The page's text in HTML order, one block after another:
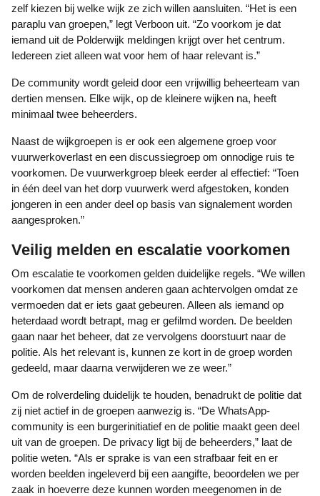
zelf kiezen bij welke wijk ze zich willen aansluiten. “Het is een
paraplu van groepen,” legt Verboon uit. “Zo voorkom je dat
iemand uit de Polderwijk meldingen krijgt over het centrum.
Iedereen ziet alleen wat voor hem of haar relevant is.”
De community wordt geleid door een vrijwillig beheerteam van
dertien mensen. Elke wijk, op de kleinere wijken na, heeft
minimaal twee beheerders.
Naast de wijkgroepen is er ook een algemene groep voor
vuurwerkoverlast en een discussiegroep om onnodige ruis te
voorkomen. De vuurwerkgroep bleek eerder al effectief: “Toen
in één deel van het dorp vuurwerk werd afgestoken, konden
jongeren in een ander deel op basis van signalement worden
aangesproken.”
Veilig melden en escalatie voorkomen
Om escalatie te voorkomen gelden duidelijke regels. “We willen
voorkomen dat mensen anderen gaan achtervolgen omdat ze
vermoeden dat er iets gaat gebeuren. Alleen als iemand op
heterdaad wordt betrapt, mag er gefilmd worden. De beelden
gaan naar het beheer, dat ze vervolgens doorstuurt naar de
politie. Als het relevant is, kunnen ze kort in de groep worden
gedeeld, maar daarna verwijderen we ze weer.”
Om de rolverdeling duidelijk te houden, benadrukt de politie dat
zij niet actief in de groepen aanwezig is. “De WhatsApp-
community is een burgerinitiatief en de politie maakt geen deel
uit van de groepen. De privacy ligt bij de beheerders,” laat de
politie weten. “Als er sprake is van een strafbaar feit en er
worden beelden ingeleverd bij een aangifte, beoordelen we per
zaak in hoeverre deze kunnen worden meegenomen in de